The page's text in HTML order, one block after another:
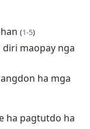
(1-5)
maopay nga
ha mga
ha pagtutdo ha